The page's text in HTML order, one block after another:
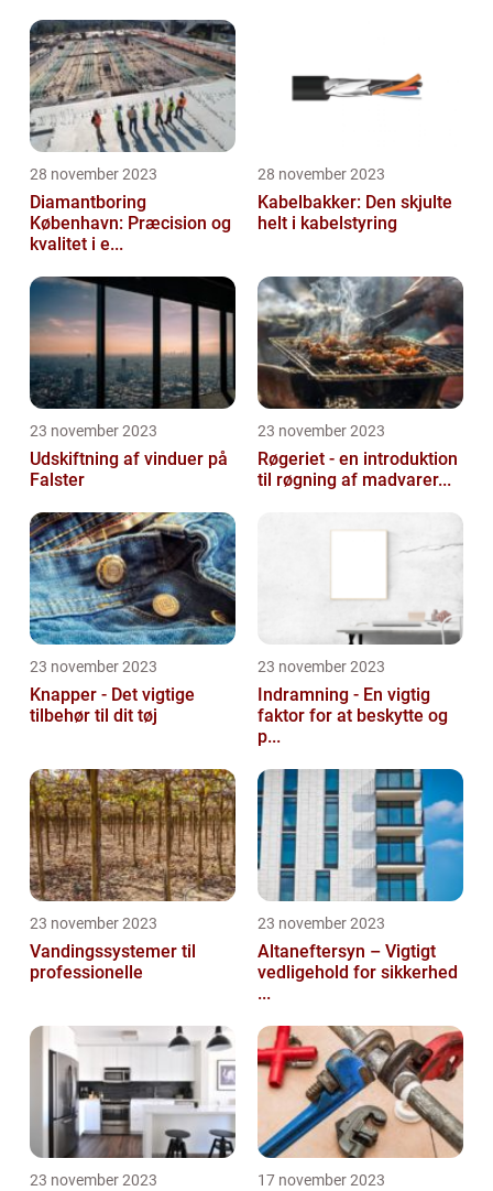
28 november 2023
Diamantboring
København: Præcision og
kvalitet i e...
28 november 2023
Kabelbakker: Den skjulte
helt i kabelstyring
23 november 2023
Udskiftning af vinduer på
Falster
23 november 2023
Røgeriet - en introduktion
til røgning af madvarer...
23 november 2023
Knapper - Det vigtige
tilbehør til dit tøj
23 november 2023
Indramning - En vigtig
faktor for at beskytte og
p...
23 november 2023
Vandingssystemer til
professionelle
23 november 2023
Altaneftersyn – Vigtigt
vedligehold for sikkerhed
...
23 november 2023 17 november 2023